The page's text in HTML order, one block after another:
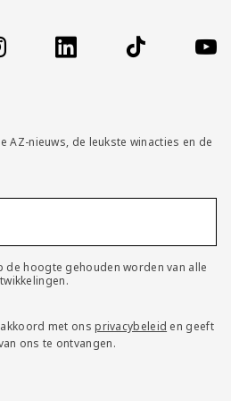
AZAlkmaar
LinkedIn TikTok
AZ-nieuws, de leukste winacties en de
de hoogte gehouden worden van alle
met onsprivacybeleid en geeft
ons te ontvangen.